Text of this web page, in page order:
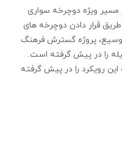
پاریس 370 كیلومتر مسیر ویژه دوچرخه‌ سواری
قرار دادن دوچرخه‌ های
وسیع، پروژه گسترش فرهنگ
را در پیش گرفته است.
رویكرد را در پیش گرفته